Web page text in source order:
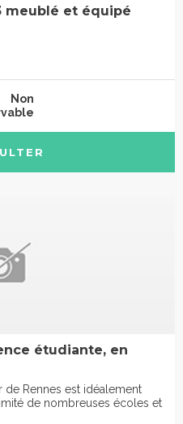
meublé et équipé
Non
étudiante, en
Rennes est idéalement
de nombreuses écoles et